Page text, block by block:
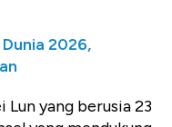
2026,
yang berusia 23